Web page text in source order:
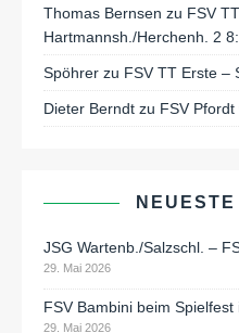
Thomas Bernsen zu FSV
Hartmannsh./Herchenh. 2
Spöhrer zu FSV TT Erste –
Dieter Berndt zu FSV
JSG Wartenb./Salzschl. –
29. Mai 2026
FSV Bambini beim Spielfest
29. Mai 2026